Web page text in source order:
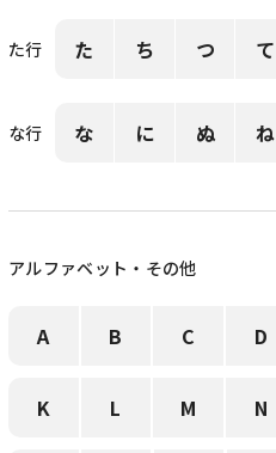
た行 た ち つ て
な行 な に ぬ ね
アルファベット・その他
A B C D
K L M N